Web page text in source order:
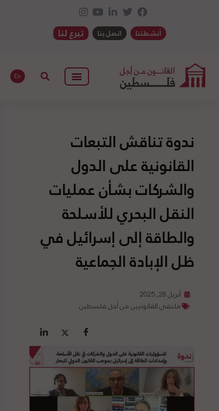
أنشطتنا اتصل بنا تبرع لنا
En
ندوة تناقش التبعات
القانونية على الدول
والشركات بشأن عمليات
النقل البحري للأسلحة
والطاقة إلى إسرائيل في
ظل الإبادة الجماعية
أبريل 28, 2025
ملتقى القانونيين من أجل فلسطين